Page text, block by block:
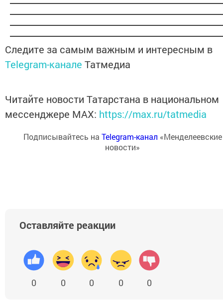
Следите за самым важным и интересным в
Telegram-канале Татмедиа
Читайте новости Татарстана в национальном
мессенджере MАХ: https://max.ru/tatmedia
Подписывайтесь на Telegram-канал «Менделеевские
новости»
Оставляйте реакции
0 0 0 0 0